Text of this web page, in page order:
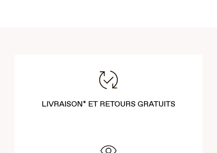
LIVRAISON* ET RETOURS GRATUITS